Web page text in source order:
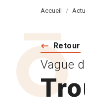
Accueil
Retour
Vague